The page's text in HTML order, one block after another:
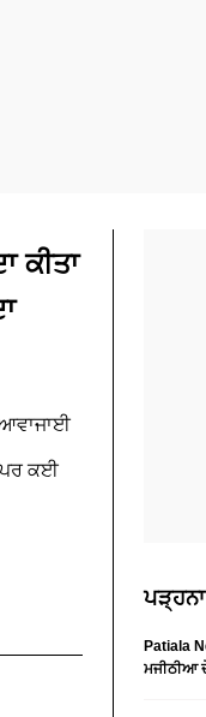
ਕੀਤਾ
ਪਰ ਕਈ
ਪੜ੍ਹਨਾ
Patiala
ਮਜੀਠੀਆ ਦੇ